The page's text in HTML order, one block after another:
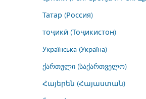
Татар (Россия)
тоҷикӣ (Тоҷикистон)
Українська (Україна)
ქართული (საქართველო)
Հայերեն (Հայաստան)